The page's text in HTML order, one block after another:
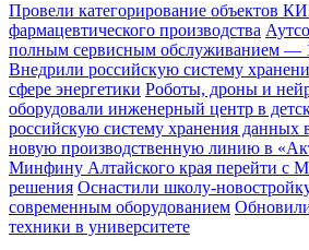
Провели категорирование объектов
фармацевтического производства
полным сервисным обслуживанием —
Внедрили российскую систему
сфере энергетики Роботы, дроны и
оборудовали инженерный центр в
российскую систему хранения данных
новую производственную линию в
Минфину Алтайского края перейти с
решения Оснастили школу-
современным оборудованием
техники в университете